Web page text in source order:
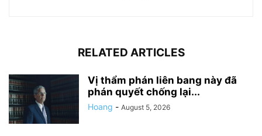
RELATED ARTICLES
Vị thẩm phán liên bang này đã
phán quyết chống lại...
Hoang - August 5, 2026